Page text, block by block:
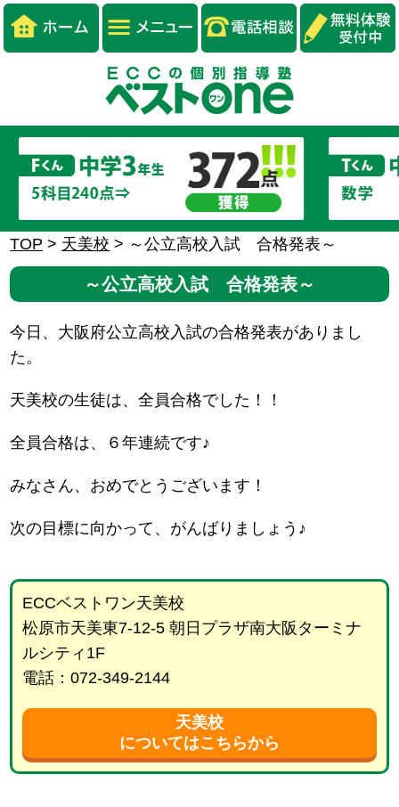
TOP > 天美校 > ～公立高校入試 合格発表～
～公立高校入試 合格発表～
今日、大阪府公立高校入試の合格発表がありまし
た。
天美校の生徒は、全員合格でした！！
全員合格は、６年連続です♪
みなさん、おめでとうございます！
次の目標に向かって、がんばりましょう♪
ECCベストワン天美校
松原市天美東7-12-5 朝日プラザ南大阪ターミナ
ルシティ1F
電話：072-349-2144
天美校
についてはこちらから